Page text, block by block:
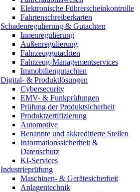
Elektronische Führerscheinkontrolle
Fahrtenschreiberkarten
Schadenregulierung & Gutachten
Innenregulierung
Außenregulierung
Fahrzeuggutachten
Fahrzeug-Managementservices
Immobiliengutachten
Digital- & Produktlösungen
Cybersecurity
EMV- & Funkprüfungen
Prüfung der Produktsicherheit
Produktzertifizierung
Automotive
Benannte und akkreditierte Stellen
Informationssicherheit &
Datenschutz
KI-Services
Industrieprüfung
Maschinen- & Gerätesicherheit
Anlagentechnik